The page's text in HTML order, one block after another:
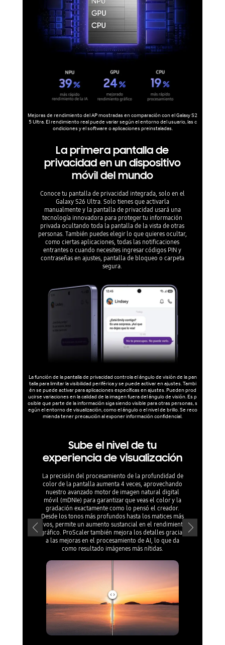
Mejoras de rendimiento del AP mostradas en comparación con el Galaxy S2
5 Ultra. El rendimiento real puede variar según el entorno del usuario, las c
ondiciones y el software o aplicaciones preinstaladas.
La primera pantalla de
privacidad en un dispositivo
móvil del mundo
Conoce tu pantalla de privacidad integrada, solo en el
Galaxy S26 Ultra. Solo tienes que activarla
manualmente y la pantalla de privacidad usará una
tecnología innovadora para proteger tu información
privada ocultando toda la pantalla de la vista de otras
personas. También puedes elegir lo que quieres ocultar,
como ciertas aplicaciones, todas las notificaciones
entrantes o cuando necesites ingresar códigos PIN y
contraseñas en ajustes, pantalla de bloqueo o carpeta
segura.
La función de la pantalla de privacidad controla el ángulo de visión de la pan
talla para limitar la visibilidad periférica y se puede activar en ajustes. Tambi
én se puede activar para aplicaciones específicas en ajustes. Pueden prod
ucirse variaciones en la calidad de la imagen fuera del ángulo de visión. Es p
osible que parte de la información siga siendo visible para otras personas, s
egún el entorno de visualización, como el ángulo o el nivel de brillo. Se reco
mienda tener precaución al exponer información confidencial.
Sube el nivel de tu
experiencia de visualización
La precisión del procesamiento de la profundidad de
color de la pantalla aumenta 4 veces, aprovechando
nuestro avanzado motor de imagen natural digital
móvil (mDNIe) para garantizar que veas el color y la
gradación exactamente como lo pensó el creador.
Desde los tonos más profundos hasta los matices más
vivos, permite un aumento sustancial en el rendimiento
gráfico. ProScaler también mejora los detalles gracias
a las mejoras en el procesamiento de AI, lo que da
como resultado imágenes más nítidas.